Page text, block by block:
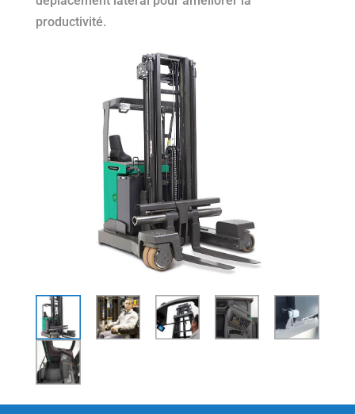
productivité.